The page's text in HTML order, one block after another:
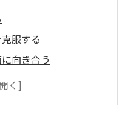
服する
向き合う
つ